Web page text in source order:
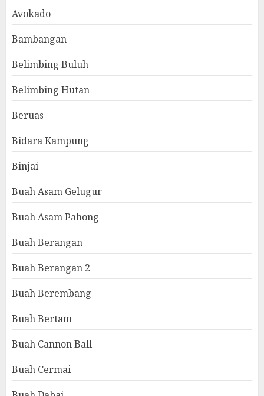
Avokado
Bambangan
Belimbing Buluh
Belimbing Hutan
Beruas
Bidara Kampung
Binjai
Buah Asam Gelugur
Buah Asam Pahong
Buah Berangan
Buah Berangan 2
Buah Berembang
Buah Bertam
Buah Cannon Ball
Buah Cermai